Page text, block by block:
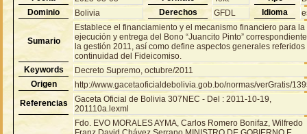
Dominio
Bolivia Derechos GFDL Idioma
Sumario
Establece el financiamiento y el mecanismo financiero para la
ejecución y entrega del Bono “Juancito Pinto”
la gestión 2011, así como define aspectos generales referidos
continuidad del Fideicomiso.
Keywords
Decreto Supremo, octubre/2011
Origen
http://www.gacetaoficialdebolivia.gob.bo/normas/verGratis/
Referencias
Gaceta Oficial de Bolivia 307NEC - Del : 2011-10-19,
201110a.lexml
Fdo. EVO MORALES AYMA, Carlos Romero Bonifaz, Wilfredo